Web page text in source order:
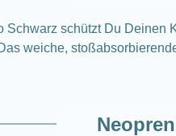
Schwarz schützt Du Deinen
weiche,